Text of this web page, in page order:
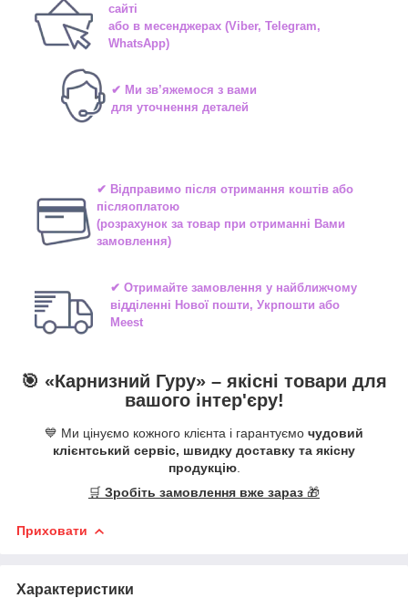
сайті
або в месенджерах(Viber, Telegram,
WhatsApp)
✔ Ми зв’яжемося з вами
для уточнення деталей
✔ Відправимо після отримання коштів або
післяоплатою
(розрахунок за товар при отриманні Вами
замовлення)
✔ Отримайте замовлення у найближчому
відділенні Нової пошти, Укрпошти або
Meest
🎯 «Карнизний Гуру» – якісні товари для
вашого інтер'єру!
💙 Ми цінуємо кожного клієнта і гарантуємо чудовий
клієнтський сервіс, швидку доставку та якісну
продукцію.
🛒 Зробіть замовлення вже зараз 🎁
Приховати
Характеристики